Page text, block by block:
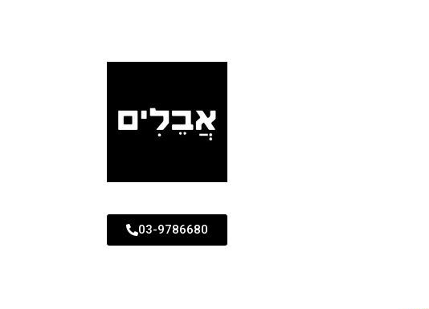
03-9786680